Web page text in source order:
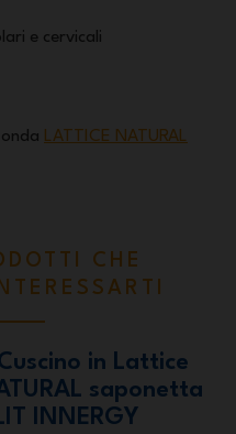
e cervicali
LATTICE NATURAL
CHE
in Lattice
saponetta
INNERGY